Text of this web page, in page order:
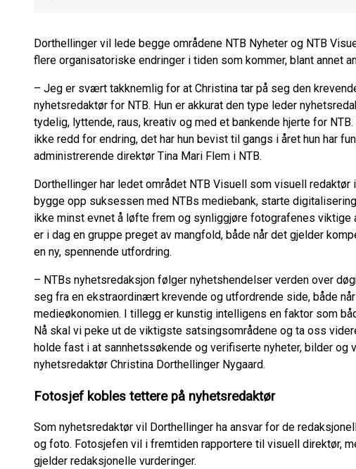
Dorthellinger vil lede begge områdene NTB Nyheter og NTB
flere organisatoriske endringer i tiden som kommer, blant annet
– Jeg er svært takknemlig for at Christina tar på seg den
nyhetsredaktør for NTB. Hun er akkurat den type leder
tydelig, lyttende, raus, kreativ og med et bankende hjerte for
ikke redd for endring, det har hun bevist til gangs i året hun har
administrerende direktør Tina Mari Flem i NTB.
Dorthellinger har ledet området NTB Visuell som visuell redaktør
bygge opp suksessen med NTBs mediebank, starte
ikke minst evnet å løfte frem og synliggjøre fotografenes viktige
er i dag en gruppe preget av mangfold, både når det gjelder
en ny, spennende utfordring.
– NTBs nyhetsredaksjon følger nyhetshendelser verden over
seg fra en ekstraordinært krevende og utfordrende side, både
medieøkonomien. I tillegg er kunstig intelligens en faktor som
Nå skal vi peke ut de viktigste satsingsområdene og ta oss
holde fast i at sannhetssøkende og verifiserte nyheter, bilder
nyhetsredaktør Christina Dorthellinger Nygaard.
Fotosjef kobles tettere på nyhetsredaktør
Som nyhetsredaktør vil Dorthellinger ha ansvar for de
og foto. Fotosjefen vil i fremtiden rapportere til visuell direktør,
gjelder redaksjonelle vurderinger.